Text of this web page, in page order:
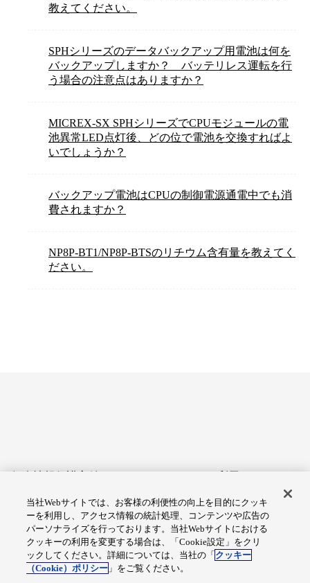
教えてください。
SPHシリーズのデータバックアップ用電池は何を
バックアップしますか？ バッテリレス運転を行
う場合の注意点はありますか？
MICREX-SX SPHシリーズでCPUモジュールの電
池異常LED点灯後、どの位で電池を交換すればよ
いでしょうか？
バックアップ電池はCPUの制御電源通電中でも消
費されますか？
NP8P-BT1/NP8P-BTSのリチウム含有量を教えてく
ださい。
アクセシビリティへの対応
Cookie設定
総合サイトマップ
当社Webサイトでは、お客様の利便性の向上を目的にクッキ
ーを利用し、アクセス情報の統計処理、コンテンツや広告の
パーソナライズを行っております。当社Webサイトにおける
クッキーの利用を変更する場合は、「Cookie設定」をクリ
ックしてください。詳細については、当社の「 クッキー
（Cookie）ポリシー 」をご覧ください。